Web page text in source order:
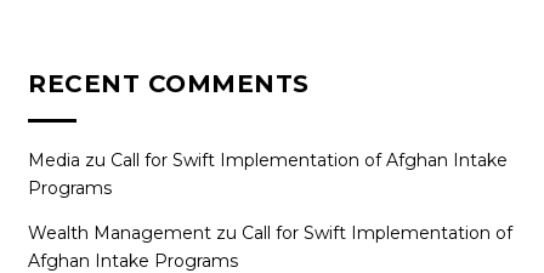
RECENT COMMENTS
Media zu Call for Swift Implementation of Afghan Intake
Programs
Wealth Management zu Call for Swift Implementation of
Afghan Intake Programs